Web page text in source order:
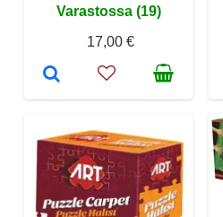
Varastossa (19)
17,00 €